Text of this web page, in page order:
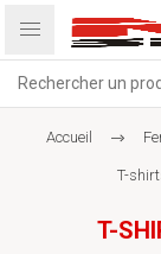
Accueil
T-
T-